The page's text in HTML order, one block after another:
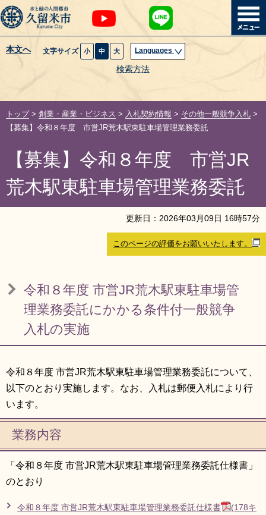
本文へ 文字サイズ 小 中 大 Languages
検索方法
暮らし・届出
健康・医療・福祉
観光魅力・イベント
創業・産業・ビジネス
組織から探す
RSS プライバシーポリシー
サイトについて
閉じる
トップ> 創業・産業・ビジネス > 入札契約情報 > その他一般競争入札 >
【募集】令和８年度 市営JR荒木駅東駐車場管理業務委託
【募集】令和８年度 市営JR
荒木駅東駐車場管理業務委託
更新日： 2026年03 月09日 16時57分
このページの評価をお願いいたします。
令和８年度 市営JR荒木駅東駐車場管
理業務委託にかかる条件付一般競争
入札の実施
令和８年度 市営JR荒木駅東駐車場管理業務委託について、
以下のとおり実施します。なお、入札は郵便入札により行
います。
業務内容
「令和８年度 市営JR荒木駅東駐車場管理業務委託仕様書」
のとおり
令和８年度 市営JR荒木駅東駐車場管理業務委託仕様書
(178キ